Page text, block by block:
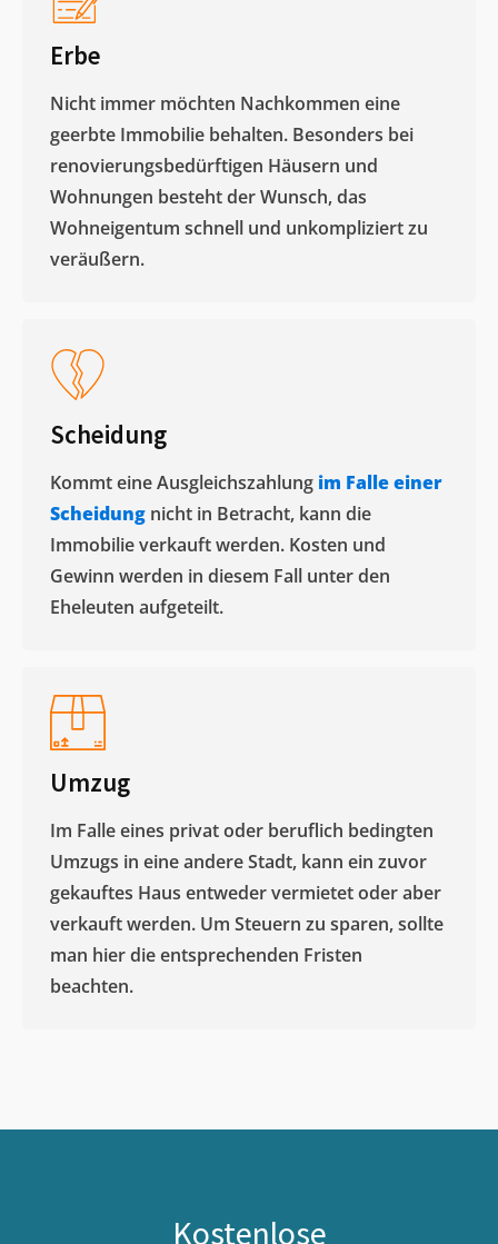
Erbe
Nicht immer möchten Nachkommen eine
geerbte Immobilie behalten. Besonders bei
renovierungsbedürftigen Häusern und
Wohnungen besteht der Wunsch, das
Wohneigentum schnell und unkompliziert zu
veräußern. ​
Scheidung
Kommt eine Ausgleichszahlung im Falle einer
Scheidung nicht in Betracht, kann die
Immobilie verkauft werden. Kosten und
Gewinn werden in diesem Fall unter den
Eheleuten aufgeteilt.​
Umzug
Im Falle eines privat oder beruflich bedingten
Umzugs in eine andere Stadt, kann ein zuvor
gekauftes Haus entweder vermietet oder aber
verkauft werden. Um Steuern zu sparen, sollte
man hier die entsprechenden Fristen
beachten.
Kostenlose